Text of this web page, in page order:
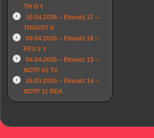
TH G Y
10.04.2026 – Einsatz 17 –
THAUST K
09.04.2026 – Einsatz 16 –
FEU 2 Y
04.04.2026 – Einsatz 15 –
NOTF 01 TV
26.03.2026 – Einsatz 14 –
NOTF 11 REA